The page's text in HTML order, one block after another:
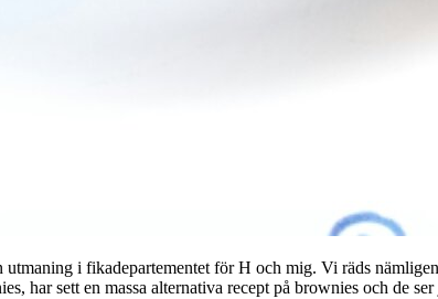
i fikadepartementet för H och mig. Vi räds
har sett en massa alternativa recept på brownies och de